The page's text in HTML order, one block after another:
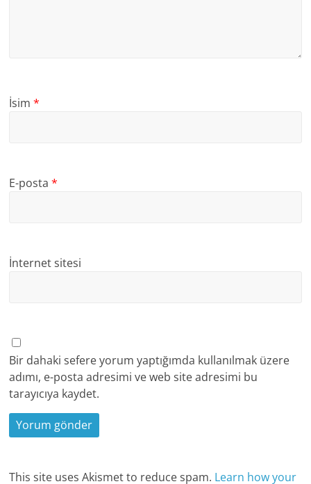
İsim*
E-posta*
İnternet sitesi
Bir dahaki sefere yorum yaptığımda kullanılmak üzere
adımı, e-posta adresimi ve web site adresimi bu
tarayıcıya kaydet.
This site uses Akismet to reduce spam. Learn how your